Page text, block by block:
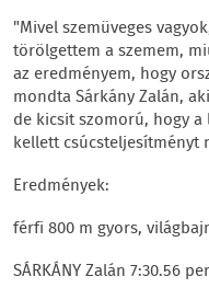
"Mivel szemüveges
törölgettem a szemem,
az eredményem, hogy
mondta Sárkány Zalán,
de kicsit szomorú, hogy
kellett csúcsteljesítményt
Eredmények:
férfi 800 m gyors,
SÁRKÁNY Zalán 7:30.56